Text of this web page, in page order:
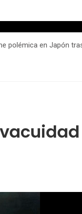
polémica en Japón